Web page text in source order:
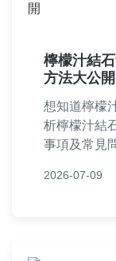
檸檬汁結
方法大公開
想知道檸檬
析檸檬汁結
事項及常見
強，適合所
2026-07-09